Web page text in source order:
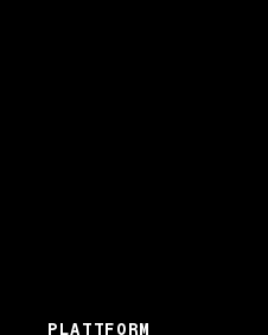
PLATTFORM